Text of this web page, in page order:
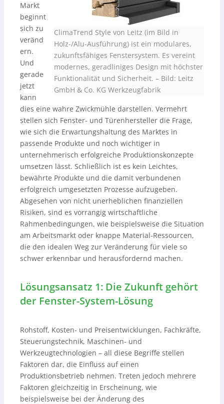
ClimaTrend Style von Leitz (im Bild in
Holz-/Alu-Ausführung) ist ein modulares,
zukunftsfähiges Fenstersystem. Es vereint
modernes, geradliniges Design mit höchster
Funktionalität und Sicherheit. – Bild: Leitz
GmbH & Co. KG Werkzeugfabrik
Markt
beginnt
sich zu
veränd
ern.
Und
gerade
jetzt
kann
dies eine wahre Zwickmühle darstellen. Vermehrt
stellen sich Fenster- und Türenhersteller die Frage,
wie sich die Erwartungshaltung des Marktes in
passende Produkte und noch wichtiger in
unternehmerisch erfolgreiche Produktionskonzepte
umsetzen lässt. Schließlich ist es kein Leichtes,
bewährte Produkte und die damit verbundenen
erfolgreich umgesetzten Prozesse aufzugeben.
Abgesehen von nicht unerheblichen finanziellen
Risiken, sind es vorrangig wirtschaftliche
Rahmenbedingungen, wie beispielsweise die Situation
am Arbeitsmarkt oder knappe Material-Ressourcen,
die den idealen Weg zur Veränderung für viele so
schwer erkennbar und herausfordernd machen.
Lösungsansatz 1: Die Zukunft gehört
der Fenster-System-Lösung
Rohstoff, Kosten- und Preisentwicklungen, Fachkräfte,
Steuerungstechnik, Maschinen- und
Werkzeugtechnologien – all diese Begriffe stellen
Faktoren dar, die Einfluss auf einen
Produktionsbetrieb nehmen. Treten jedoch mehrere
Faktoren gleichzeitig in Erscheinung, wie
beispielsweise bei der Änderung des